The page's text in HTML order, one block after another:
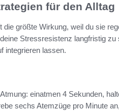
für den Alltag
die größte Wirkung, weil du sie
Stressresistenz langfristig
integrieren lassen.
einatmen 4 Sekunden,
sechs Atemzüge pro Minute